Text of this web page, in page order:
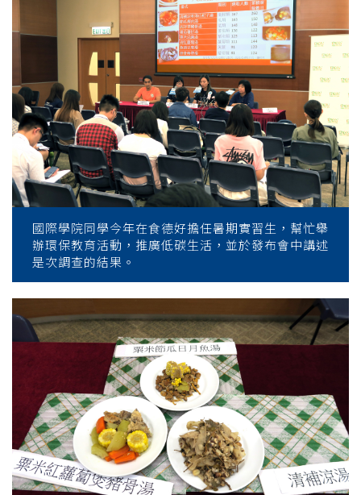
國際學院同學今年在食德好擔任暑期實習生，幫忙舉
辦環保教育活動，推廣低碳生活，並於發布會中講述
是次調查的結果。